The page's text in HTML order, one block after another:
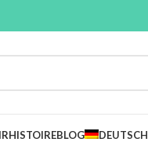
HISTOIREBLOG DEUTSCH